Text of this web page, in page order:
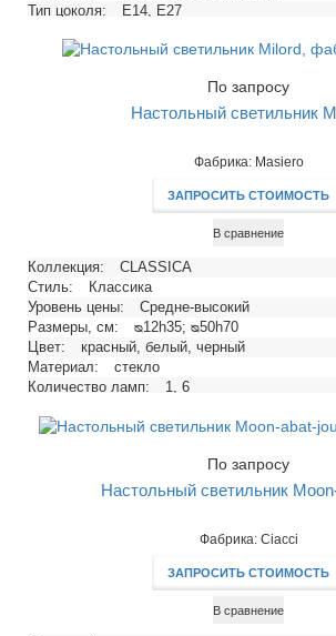
Тип цоколя:
E14, E27
Максимальная мощность ламп, Вт:
40, 60
По запросу
Настольный светильник
Фабрика: Masiero
ЗАПРОСИТЬ СТОИМОСТЬ
В сравнение
Коллекция:
CLASSICA
Стиль:
Классика
Уровень цены:
Средне-высокий
Размеры, см:
ᴓ12h35; ᴓ50h70
Цвет:
красный, белый, черный
Материал:
стекло
Количество ламп:
1, 6
Напряжение, В:
220
По запросу
Настольный светильник
Фабрика: Ciacci
ЗАПРОСИТЬ СТОИМОСТЬ
В сравнение